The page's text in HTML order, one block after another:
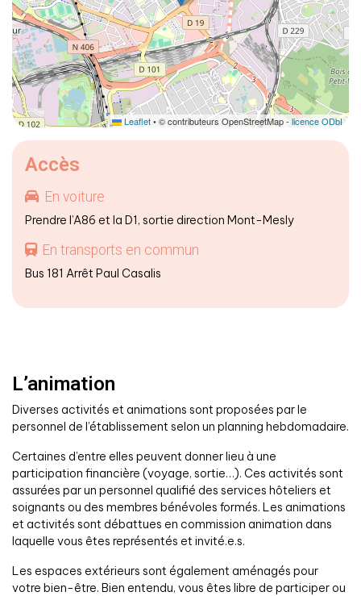
Leaflet• © contributeurs OpenStreetMap - licence ODbL
Accès
En voiture
Prendre l’A86 et la D1, sortie direction Mont-Mesly
En transports en commun
Bus 181 Arrêt Paul Casalis
L’animation
Diverses activités et animations sont proposées par le
personnel de l’établissement selon un planning hebdomadaire.
Certaines d’entre elles peuvent donner lieu à une
participation financière (voyage, sortie…). Ces activités sont
assurées par un personnel qualifié des services hôteliers et
soignants ou des membres bénévoles formés. Les animations
et activités sont débattues en commission animation dans
laquelle vous êtes représentés et invité.e.s.
Les espaces extérieurs sont également aménagés pour
votre bien-être. Bien entendu, vous êtes libre de participer ou